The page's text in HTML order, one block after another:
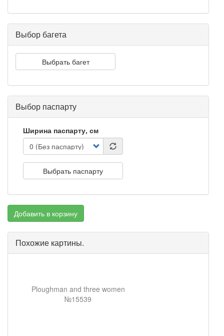
Выбор багета
Выбрать багет
Выбор паспарту
Ширина паспарту, см
Выбрать паспарту
Добавить в корзину
Похожие картины.
Ploughman and three women
№15539